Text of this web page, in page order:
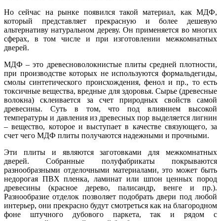
Но сейчас на рынке появился такой материал, как МДФ,
который представляет прекрасную и более дешевую
альтернативу натуральном дереву. Он применяется во многих
сферах, в том числе и при изготовлении межкомнатных
дверей.
МДФ – это древесноволокнистые плиты средней плотности,
при производстве которых не используются формальдегиды,
смолы синтетического происхождения, фенол и пр., то есть
токсичные вещества, вредные для здоровья. Сырье (древесные
волокна) склеивается за счет природных свойств самой
древесины. Суть в том, что под влиянием высокой
температуры и давления из древесных пор выделяется лигнин
– вещество, которое и выступает в качестве связующего, за
счет чего МДФ плиты получаются надежными и прочными.
Эти плиты и являются заготовками для межкомнатных
дверей. Собранные полуфабрикаты покрываются
разнообразными отделочными материалами, это может быть
недорогая ПВХ пленка, ламинат или шпон ценных пород
древесины (красное дерево, палисандр, венге и пр.).
Разнообразие отделок позволяет подобрать двери под любой
интерьер, они прекрасно будут смотреться как на благородном
фоне штучного дубового паркета, так и рядом с